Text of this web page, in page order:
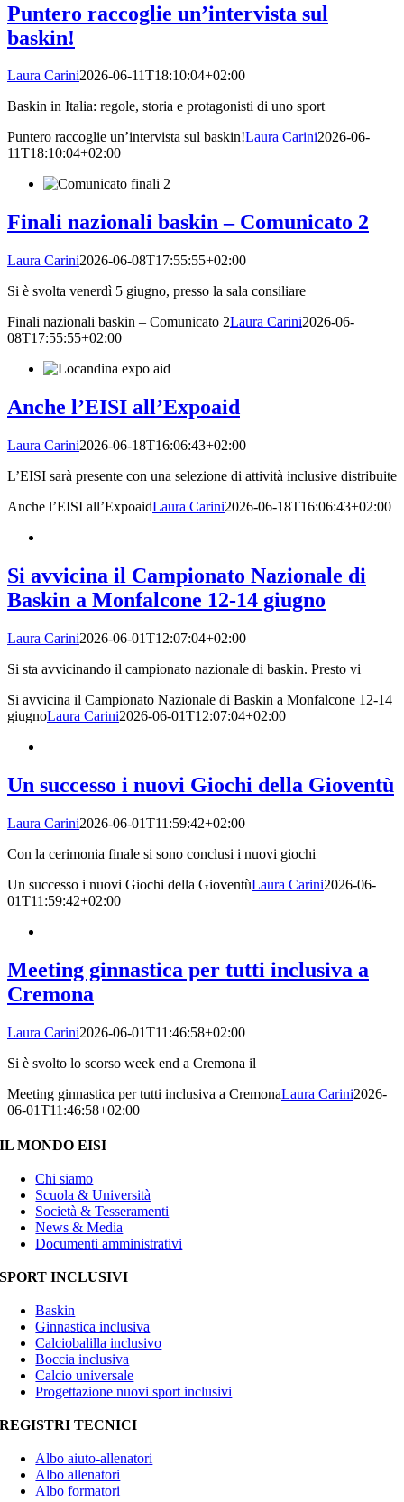
Puntero raccoglie un’intervista sul
baskin!
Laura Carini2026-06-11T18:10:04+02:00
Baskin in Italia: regole, storia e protagonisti di uno sport
Puntero raccoglie un’intervista sul baskin!Laura Carini2026-06-
11T18:10:04+02:00
Finali nazionali baskin – Comunicato 2
Laura Carini2026-06-08T17:55:55+02:00
Si è svolta venerdì 5 giugno, presso la sala consiliare
Finali nazionali baskin – Comunicato 2Laura Carini2026-06-
08T17:55:55+02:00
Anche l’EISI all’Expoaid
Laura Carini2026-06-18T16:06:43+02:00
L’EISI sarà presente con una selezione di attività inclusive distribuite
Anche l’EISI all’ExpoaidLaura Carini2026-06-18T16:06:43+02:00
Si avvicina il Campionato Nazionale di
Baskin a Monfalcone 12-14 giugno
Laura Carini2026-06-01T12:07:04+02:00
Si sta avvicinando il campionato nazionale di baskin. Presto vi
Si avvicina il Campionato Nazionale di Baskin a Monfalcone 12-14
giugnoLaura Carini2026-06-01T12:07:04+02:00
Un successo i nuovi Giochi della Gioventù
Laura Carini2026-06-01T11:59:42+02:00
Con la cerimonia finale si sono conclusi i nuovi giochi
Un successo i nuovi Giochi della GioventùLaura Carini2026-06-
01T11:59:42+02:00
Meeting ginnastica per tutti inclusiva a
Cremona
Laura Carini2026-06-01T11:46:58+02:00
Si è svolto lo scorso week end a Cremona il
Meeting ginnastica per tutti inclusiva a CremonaLaura Carini2026-
06-01T11:46:58+02:00
IL MONDO EISI
Chi siamo
Scuola & Università
Società & Tesseramenti
News & Media
Documenti amministrativi
SPORT INCLUSIVI
Baskin
Ginnastica inclusiva
Calciobalilla inclusivo
Boccia inclusiva
Calcio universale
Progettazione nuovi sport inclusivi
REGISTRI TECNICI
Albo aiuto-allenatori
Albo allenatori
Albo formatori